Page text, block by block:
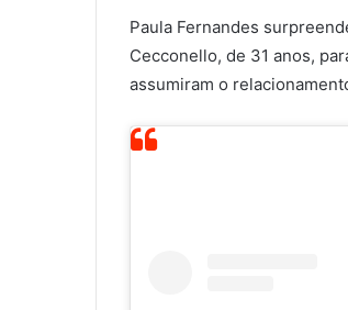
Paula Fernandes
Cecconello, de 31 anos,
assumiram o